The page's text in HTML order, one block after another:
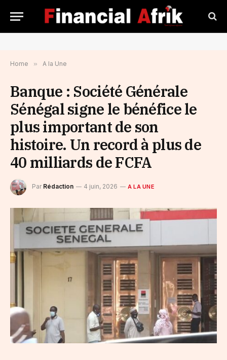
Home » A la Une
Banque : Société Générale
Sénégal signe le bénéfice le
plus important de son
histoire. Un record à plus de
40 milliards de FCFA
Par Rédaction 4 juin, 2026 A LA UNE